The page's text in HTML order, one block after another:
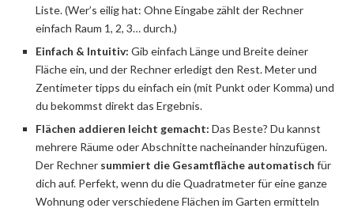
Liste. (Wer’s eilig hat: Ohne Eingabe zählt der Rechner
einfach Raum 1, 2, 3… durch.)
Einfach & Intuitiv: Gib einfach Länge und Breite deiner
Fläche ein, und der Rechner erledigt den Rest. Meter und
Zentimeter tipps du einfach ein (mit Punkt oder Komma) und
du bekommst direkt das Ergebnis.
Flächen addieren leicht gemacht: Das Beste? Du kannst
mehrere Räume oder Abschnitte nacheinander hinzufügen.
Der Rechner summiert die Gesamtfläche automatisch für
dich auf. Perfekt, wenn du die Quadratmeter für eine ganze
Wohnung oder verschiedene Flächen im Garten ermitteln